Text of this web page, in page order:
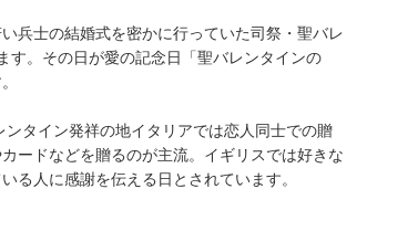
兵士の結婚式を密かに行っていた司祭・聖バレ
す。その日が愛の記念日「聖バレンタインの
ンタイン発祥の地イタリアでは恋人同士での贈
ードなどを贈るのが主流。イギリスでは好きな
る人に感謝を伝える日とされています。